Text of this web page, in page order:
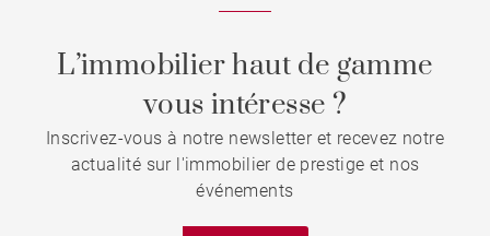
L’immobilier haut de gamme
vous intéresse ?
Inscrivez-vous à notre newsletter et recevez notre
actualité sur l'immobilier de prestige et nos
événements